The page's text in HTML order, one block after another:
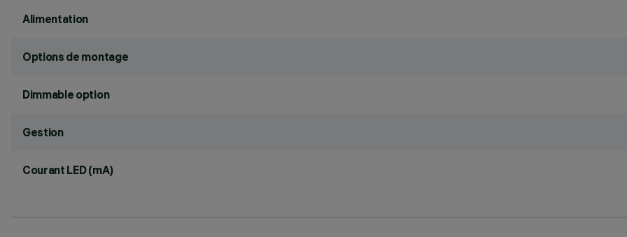
Alimentation
Options de montage
Dimmable option
Gestion
Courant LED (mA)